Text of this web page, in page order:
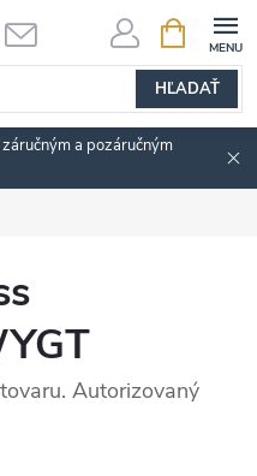
HĽADAŤ
KOŠÍK
a pozáručným
Autorizovaný